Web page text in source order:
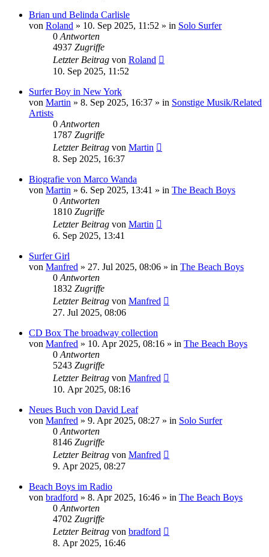
Brian und Belinda Carlisle
von Roland » 10. Sep 2025, 11:52 » in Solo Surfer
0 Antworten
4937 Zugriffe
Letzter Beitrag von Roland
10. Sep 2025, 11:52
Surfer Boy in New York
von Martin » 8. Sep 2025, 16:37 » in Sonstige Musik/Related
Artists
0 Antworten
1787 Zugriffe
Letzter Beitrag von Martin
8. Sep 2025, 16:37
Biografie von Marco Wanda
von Martin » 6. Sep 2025, 13:41 » in The Beach Boys
0 Antworten
1810 Zugriffe
Letzter Beitrag von Martin
6. Sep 2025, 13:41
Surfer Girl
von Manfred » 27. Jul 2025, 08:06 » in The Beach Boys
0 Antworten
1832 Zugriffe
Letzter Beitrag von Manfred
27. Jul 2025, 08:06
CD Box The broadway collection
von Manfred » 10. Apr 2025, 08:16 » in The Beach Boys
0 Antworten
5243 Zugriffe
Letzter Beitrag von Manfred
10. Apr 2025, 08:16
Neues Buch von David Leaf
von Manfred » 9. Apr 2025, 08:27 » in Solo Surfer
0 Antworten
8146 Zugriffe
Letzter Beitrag von Manfred
9. Apr 2025, 08:27
Beach Boys im Radio
von bradford » 8. Apr 2025, 16:46 » in The Beach Boys
0 Antworten
4702 Zugriffe
Letzter Beitrag von bradford
8. Apr 2025, 16:46